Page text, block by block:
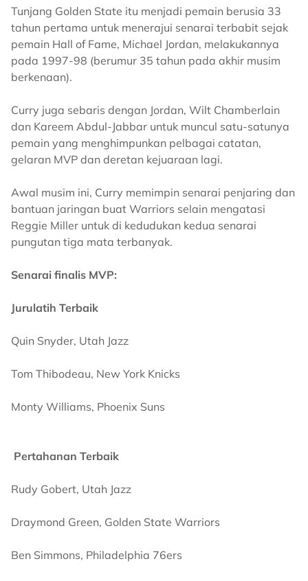
Tunjang Golden State itu menjadi pemain berusia 33
tahun pertama untuk menerajui senarai terbabit sejak
pemain Hall of Fame, Michael Jordan, melakukannya
pada 1997-98 (berumur 35 tahun pada akhir musim
berkenaan).
Curry juga sebaris dengan Jordan, Wilt Chamberlain
dan Kareem Abdul-Jabbar untuk muncul satu-satunya
pemain yang menghimpunkan pelbagai catatan,
gelaran MVP dan deretan kejuaraan lagi.
Awal musim ini, Curry memimpin senarai penjaring dan
bantuan jaringan buat Warriors selain mengatasi
Reggie Miller untuk di kedudukan kedua senarai
pungutan tiga mata terbanyak.
Senarai finalis MVP:
Jurulatih Terbaik
Quin Snyder, Utah Jazz
Tom Thibodeau, New York Knicks
Monty Williams, Phoenix Suns
Pertahanan Terbaik
Rudy Gobert, Utah Jazz
Draymond Green, Golden State Warriors
Ben Simmons, Philadelphia 76ers